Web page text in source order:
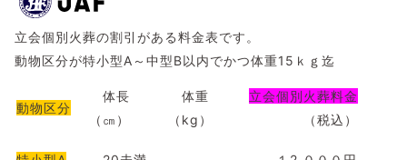
立会個別火葬の割引がある料金表です。
動物区分が特小型A～中型B以内でかつ体重15ｋｇ迄
動物区分
体長
（㎝）
体重
（kg）
立会個別火葬料金
（税込）